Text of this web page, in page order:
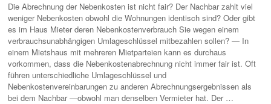
Die Abrechnung der Nebenkosten ist nicht fair? Der Nachbar zahlt viel
weniger Nebenkosten obwohl die Wohnungen identisch sind? Oder gibt
es im Haus Mieter deren Nebenkostenverbrauch Sie wegen einem
verbrauchsunabhängigen Umlageschlüssel mitbezahlen sollen? — In
einem Mietshaus mit mehreren Mietparteien kann es durchaus
vorkommen, dass die Nebenkostenabrechnung nicht immer fair ist. Oft
führen unterschiedliche Umlageschlüssel und
Nebenkostenvereinbarungen zu anderen Abrechnungsergebnissen als
bei dem Nachbar —obwohl man denselben Vermieter hat. Der …